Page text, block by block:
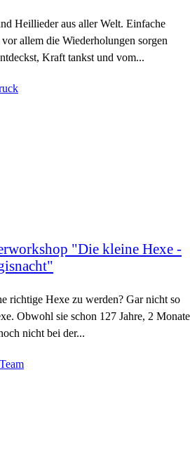
Heillieder aus aller Welt. Einfache
allem die Wiederholungen sorgen
Kraft tankst und vom...
"Die kleine Hexe -
richtige Hexe zu werden? Gar nicht so
Obwohl sie schon 127 Jahre, 2 Monate
nicht bei der...